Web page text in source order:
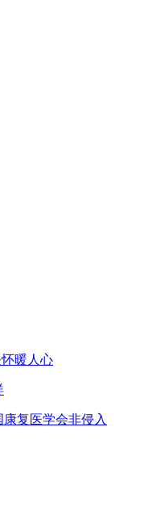
暖人心
复医学会非侵入